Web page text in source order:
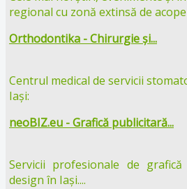
regional cu zonă extinsă de
Orthodontika - Chirurgie și...
Centrul medical de servicii
Iași:
neoBIZ.eu - Grafică publicitară...
Servicii profesionale de
design în Iași....